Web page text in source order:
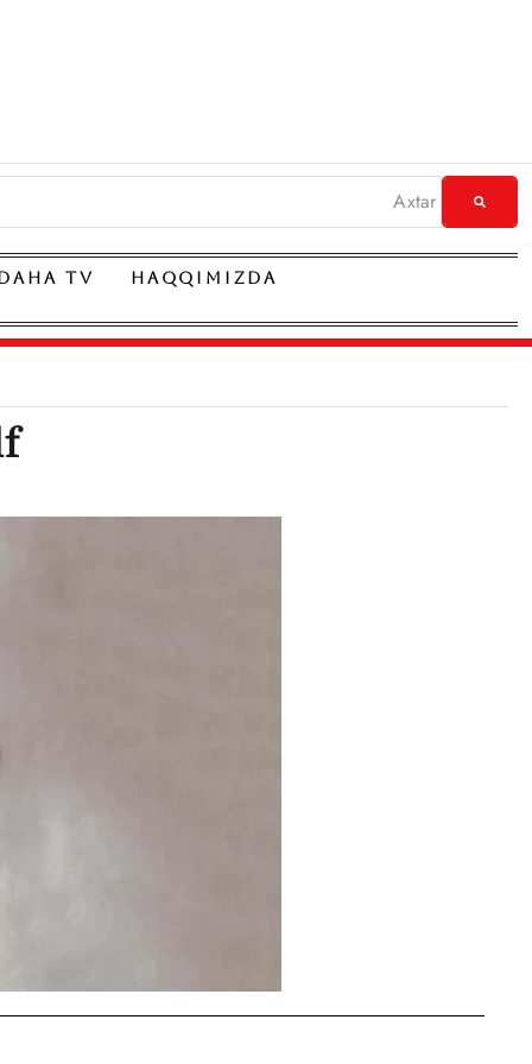
DAHA TV HAQQIMIZDA